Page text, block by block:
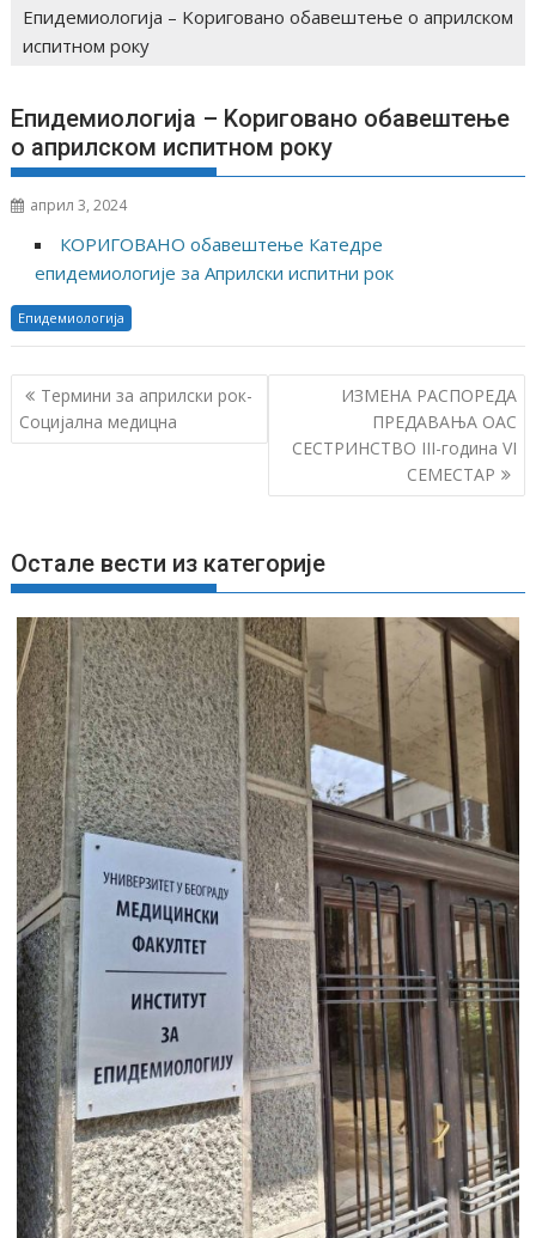
Епидемиологија – Koриговано обавештење о априлском
испитном року
Епидемиологија – Koриговано обавештење
о априлском испитном року
април 3, 2024
КОРИГОВАНО обавештење Катедре
епидемиологије за Априлски испитни рок
Епидемиологија
К
р
њ
е
ч
л
а
н
к
а
Термини за априлски рок-
Социјална медицна
ИЗМЕНА РАСПОРЕДА
ПРЕДАВАЊА ОАС
СЕСТРИНСТВО III-година VI
СЕМЕСТАР
Остале вести из категорије